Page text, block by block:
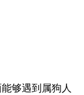
够遇到属狗人